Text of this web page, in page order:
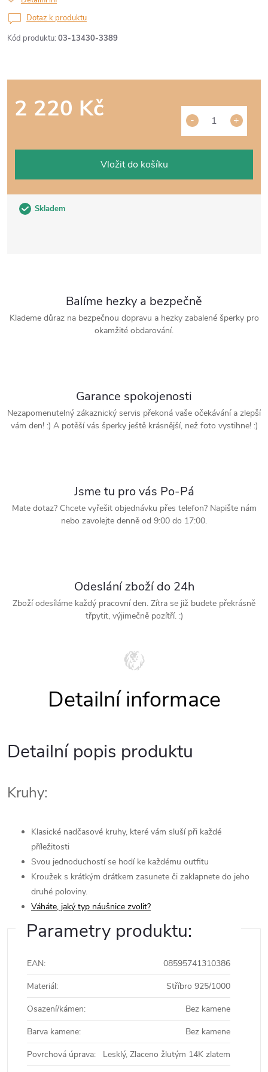
Kód produktu: 03-13430-3389
Skladem
2 220 Kč
Vložit do košíku
Dotaz k produktu
Balíme hezky a bezpečně
Klademe důraz na bezpečnou dopravu a hezky zabalené šperky pro
okamžité obdarování.
Garance spokojenosti
Nezapomenutelný zákaznický servis překoná vaše očekávání a zlepší
vám den! :) A potěší vás šperky ještě krásnější, než foto vystihne! :)
Jsme tu pro vás Po-Pá
Mate dotaz? Chcete vyřešit objednávku přes telefon? Napište nám
nebo zavolejte denně od 9:00 do 17:00.
Odeslání zboží do 24h
Zboží odesíláme každý pracovní den. Zítra se již budete překrásně
třpytit, výjimečně pozítří. :)
Detailní popis produktu
Kruhy:
Klasické nadčasové kruhy, které vám sluší při každé
příležitosti
Svou jednoduchostí se hodí ke každému outfitu
Kroužek s krátkým drátkem zasunete či zaklapnete do jeho
druhé poloviny.
Váháte, jaký typ náušnice zvolit?
Parametry produktu:
EAN:
08595741310386
Materiál:
Stříbro 925/1000
Osazení/kámen:
Bez kamene
Barva kamene:
Bez kamene
Povrchová úprava:
Lesklý, Zlaceno žlutým 14K zlatem